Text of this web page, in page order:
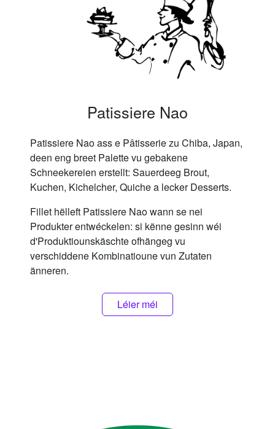
Patissiere Nao
Patissiere Nao ass e Pâtisserie zu Chiba, Japan,
deen eng breet Palette vu gebakene
Schneekereien erstellt: Sauerdeeg Brout,
Kuchen, Kichelcher, Quiche a lecker Desserts.
Fillet hëlleft Patissiere Nao wann se nei
Produkter entwéckelen: si kënne gesinn wéi
d'Produktiounskäschte ofhängeg vu
verschiddene Kombinatioune vun Zutaten
änneren.
Léier méi